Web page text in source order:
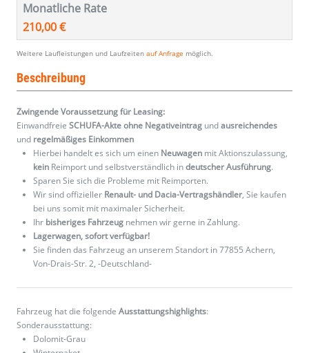
Monatliche Rate
210,00 €
Weitere Laufleistungen und Laufzeiten auf Anfrage möglich.
Beschreibung
Zwingende Voraussetzung für Leasing:
Einwandfreie SCHUFA-Akte ohne Negativeintrag undausreichendes
und regelmäßiges Einkommen
Hierbei handelt es sich um einen Neuwagen mit Aktionszulassung,
kein Reimport und selbstverständlich indeutscher Ausführung.
Sparen Sie sich die Probleme mit Reimporten.
Wir sind offizieller Renault- und Dacia-Vertragshändler, Sie kaufen
bei uns somit mit maximaler Sicherheit.
Ihr bisheriges Fahrzeug nehmen wir gerne in Zahlung.
Lagerwagen, sofort verfügbar!
Sie finden das Fahrzeug an unserem Standort in 77855 Achern,
Von-Drais-Str. 2, -Deutschland-
Fahrzeug hat die folgende Ausstattungshighlights:
Sonderausstattung:
Dolomit-Grau